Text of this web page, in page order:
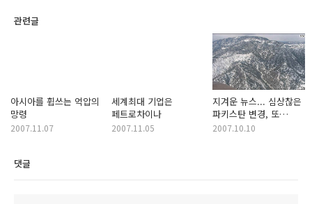
관련글
아시아를 휩쓰는 억압의
망령
2007.11.07
세계최대 기업은
페트로차이나
2007.11.05
지겨운 뉴스... 심상찮은
파키스탄 변경, 또
유혈사태
2007.10.10
댓글